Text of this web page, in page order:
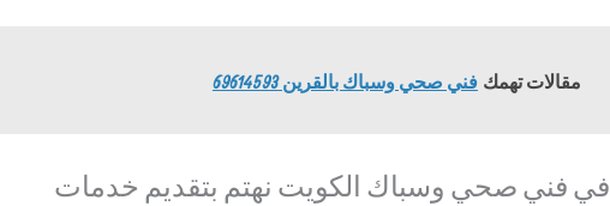
مقالات تهمك فني صحي وسباك بالقرين 69614593
في فني صحي وسباك الكويت نهتم بتقديم خدمات